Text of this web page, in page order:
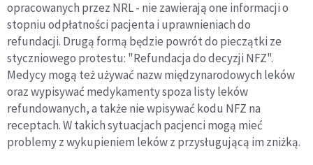
opracowanych przez NRL - nie zawierają one informacji o
stopniu odpłatności pacjenta i uprawnieniach do
refundacji. Drugą formą będzie powrót do pieczątki ze
styczniowego protestu: "Refundacja do decyzji NFZ".
Medycy mogą też używać nazw międzynarodowych leków
oraz wypisywać medykamenty spoza listy leków
refundowanych, a także nie wpisywać kodu NFZ na
receptach. W takich sytuacjach pacjenci mogą mieć
problemy z wykupieniem leków z przysługującą im zniżką.